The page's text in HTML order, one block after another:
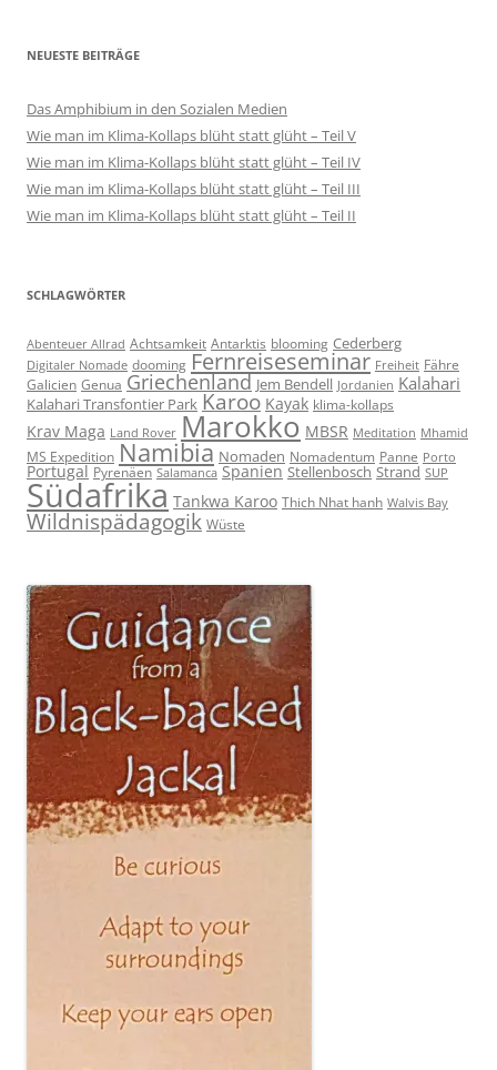
NEUESTE BEITRÄGE
Das Amphibium in den Sozialen Medien
Wie man im Klima-Kollaps blüht statt glüht – Teil V
Wie man im Klima-Kollaps blüht statt glüht – Teil IV
Wie man im Klima-Kollaps blüht statt glüht – Teil III
Wie man im Klima-Kollaps blüht statt glüht – Teil II
SCHLAGWÖRTER
Abenteuer Allrad Achtsamkeit Antarktis blooming Cederberg
Digitaler Nomade dooming Fernreiseseminar Freiheit Fähre
Galicien Genua Griechenland Jem Bendell Jordanien Kalahari
Kalahari Transfontier Park Karoo Kayak klima-kollaps
Krav Maga Land Rover Marokko MBSR Meditation Mhamid
MS Expedition Namibia Nomaden Nomadentum Panne Porto
Portugal Pyrenäen Salamanca Spanien Stellenbosch Strand SUP
Südafrika Tankwa Karoo Thich Nhat hanh Walvis Bay
Wildnispädagogik Wüste